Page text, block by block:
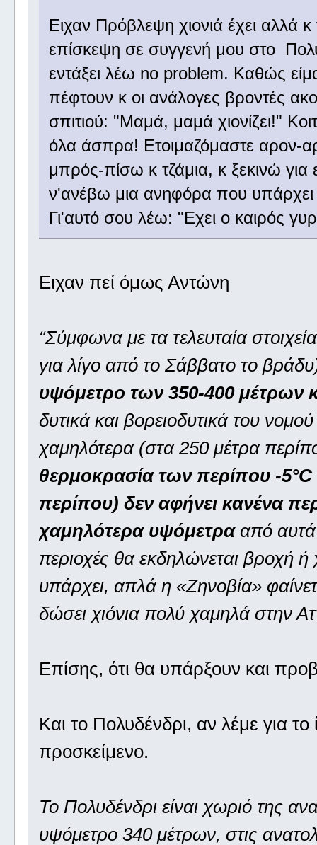
Ειχαν Πρόβλεψη χιονιά έχει αλλά
επίσκεψη σε συγγενή μου στο
εντάξει λέω no problem. Καθώς
πέφτουν κ οι ανάλογες βροντές
σπιτιού: "Μαμά, μαμά χιονίζει!"
όλα άσπρα! Ετοιμαζόμαστε αρον-
μπρός-πίσω κ τζάμια, κ ξεκινώ
ν'ανέβω μια ανηφόρα που υπάρχει
Γι'αυτό σου λέω: "Εχει ο καιρός
Ειχαν πεί όμως Αντώνη
“Σύμφωνα με τα τελευταία
για λίγο από το Σάββατο το
υψόμετρο των 350-400 μέτρων
δυτικά και βορειοδυτικά του
χαμηλότερα (στα 250 μέτρα
θερμοκρασία των περίπου -
περίπου) δεν αφήνει κανένα
χαμηλότερα υψόμετρααπό αυτά
περιοχές θα εκδηλώνεται βροχή
υπάρχει, απλά η «Ζηνοβία»
δώσει χιόνια πολύ χαμηλά στην
Επίσης, ότι θα υπάρξουν και
Και το Πολυδένδρι, αν λέμε για το
προσκείμενο.
Το Πολυδένδρι είναι χωριό της
υψόμετρο 340 μέτρων, στις